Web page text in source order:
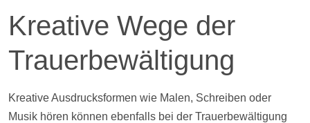
Kreative Wege der
Trauerbewältigung
Kreative Ausdrucksformen wie Malen, Schreiben oder
Musik hören können ebenfalls bei der Trauerbewältigung